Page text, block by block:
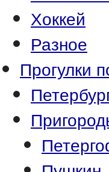
Хоккей
Разное
Прогулки